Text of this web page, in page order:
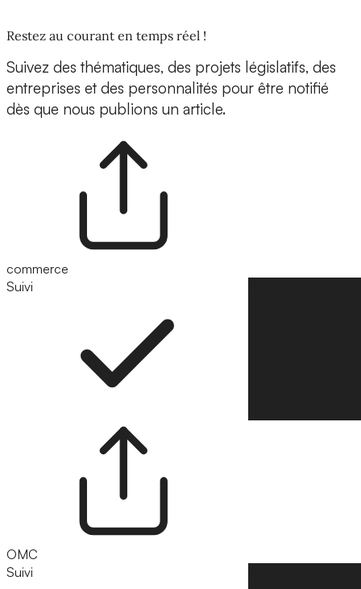
Restez au courant en temps réel !
Suivez des thématiques, des projets législatifs, des
entreprises et des personnalités pour être notifié
dès que nous publions un article.
commerce
Suivi
OMC
Suivi